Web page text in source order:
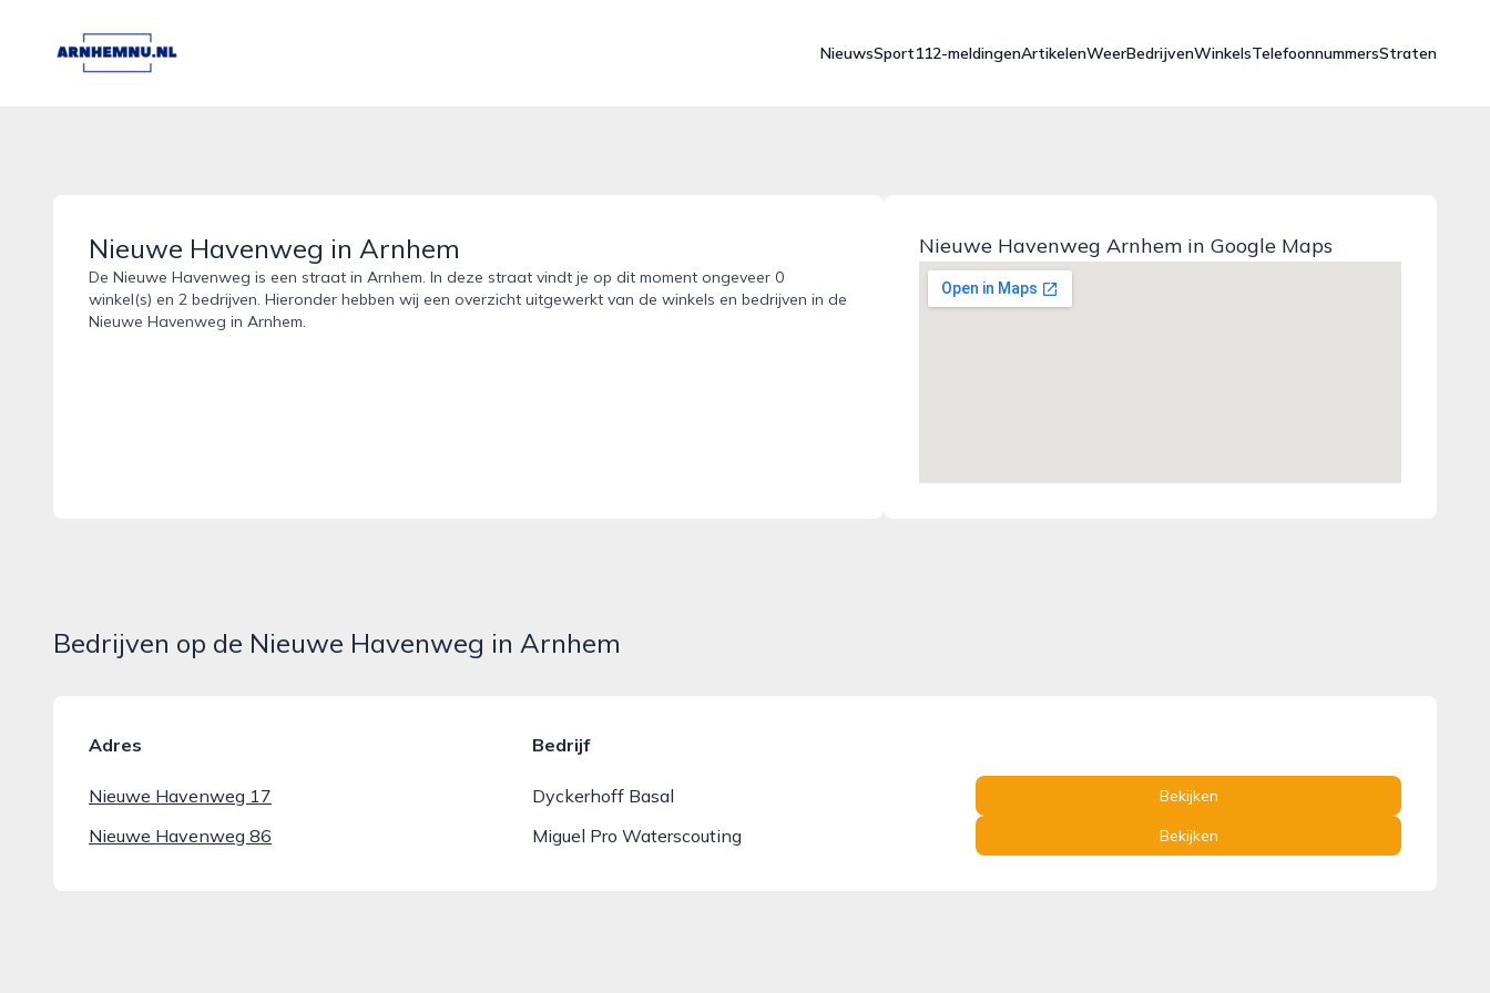
arnhemnu.nl
NieuwsSport112-meldingenArtikelenWeerBedrijvenWinkelsTelefoonnummersStraten
Nieuwe Havenweg in Arnhem
De Nieuwe Havenweg is een straat in Arnhem. In deze straat vindt je op dit moment ongeveer 0
winkel(s) en 2 bedrijven. Hieronder hebben wij een overzicht uitgewerkt van de winkels en bedrijven in de
Nieuwe Havenweg in Arnhem.
Nieuwe Havenweg Arnhem in Google Maps
Bedrijven op de Nieuwe Havenweg in Arnhem
Adres Bedrijf
Nieuwe Havenweg 17 Dyckerhoff Basal Bekijken
Nieuwe Havenweg 86 Miguel Pro Waterscouting Bekijken